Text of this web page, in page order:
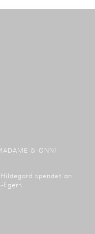
& ONNI
spendet an
Egern